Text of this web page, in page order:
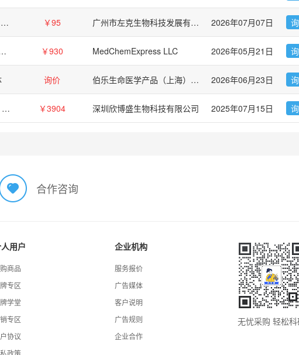
化合物 5-Methoxyindole【1006-94-6】 ￥95 广州市左克生物科技发展有限公司 2026年07月07日
425619,581809-67-8 ￥930 MedChemExpress LLC 2026年05月21日
询价 伯乐生命医学产品（上海）有限公司 Bio-Rad Laboratories 2026年06月23日
FITC-labeled bovine type II collagen substrate, 10 mg ￥3904 深圳欣博盛生物科技有限公司 2025年07月15日
合作咨询
用户
商品
专区
学堂
专区
协议
政策
企业机构
服务报价
广告媒体
客户说明
广告规则
企业合作
无忧采购 轻松